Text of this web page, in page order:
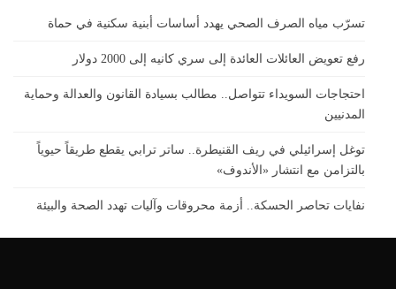
تسرّب مياه الصرف الصحي يهدد أساسات أبنية سكنية في حماة
رفع تعويض العائلات العائدة إلى سري كانيه إلى 2000 دولار
احتجاجات السويداء تتواصل.. مطالب بسيادة القانون والعدالة وحماية
المدنيين
توغل إسرائيلي في ريف القنيطرة.. ساتر ترابي يقطع طريقاً حيوياً
بالتزامن مع انتشار «الأندوف»
نفايات تحاصر الحسكة.. أزمة محروقات وآليات تهدد الصحة والبيئة